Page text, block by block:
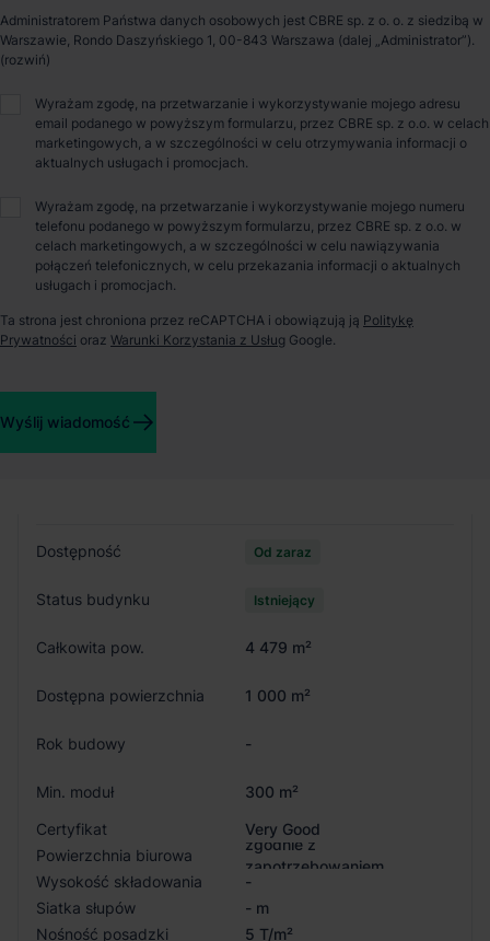
Opiekun nieruchomości
Marcin Janik
O parku
Frontier Park Wrocław oferuje powierzchnie typu Small
Business: 300 – 1 000 m2. Park składa się z 12 niezależnych
wystawienniczą - łącznie 10 000 m2 elastycznej przestrzeni
biznesowej.
Szczegóły budynków
Dostępność Od zaraz
Status budynku Istniejący
Całkowita pow. 4 479 m²
Dostępna powierzchnia 1 000 m²
Rok budowy -
Min. moduł
300 m²
Certyfikat
Very Good
Powierzchnia biurowa
zgodnie z
zapotrzebowaniem
Wysokość składowania
-
Siatka słupów
- m
Nośność posadzki
5 T/m²
Administratorem Państwa danych osobowych jest CBRE sp. z o. o. z siedzibą w
Warszawie, Rondo Daszyńskiego 1, 00-843 Warszawa (dalej „Administrator”).
Wyrażam zgodę, na przetwarzanie i wykorzystywanie mojego adresu
email podanego w powyższym formularzu, przez CBRE sp. z o.o. w celach
marketingowych, a w szczególności w celu otrzymywania informacji o
aktualnych usługach i promocjach.
Wyrażam zgodę, na przetwarzanie i wykorzystywanie mojego numeru
telefonu podanego w powyższym formularzu, przez CBRE sp. z o.o. w
celach marketingowych, a w szczególności w celu nawiązywania
połączeń telefonicznych, w celu przekazania informacji o aktualnych
usługach i promocjach.
Ta strona jest chroniona przez reCAPTCHA i obowiązują ją Politykę
Prywatności oraz Warunki Korzystania z Usług Google.
Wyślij wiadomość